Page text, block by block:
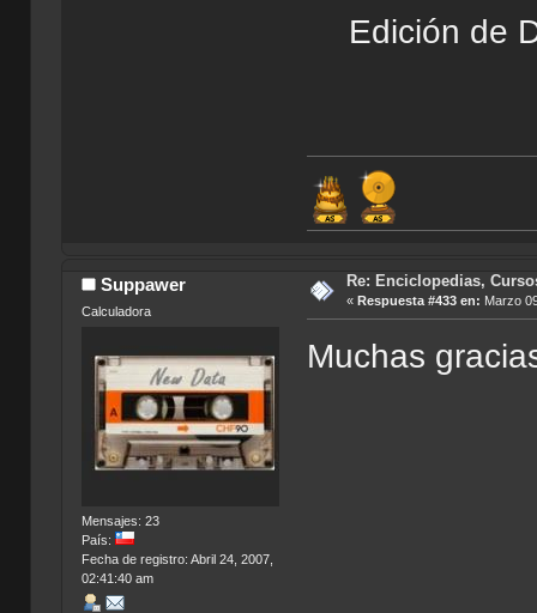
Edición de
Suppawer
Calculadora
Mensajes: 23
País:
Fecha de registro: Abril 24, 2007,
02:41:40 am
Re: Enciclopedias,
« Respuesta #433 en: Marzo
Muchas